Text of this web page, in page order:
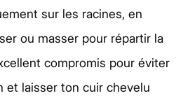
sur les racines, en
ou masser pour répartir la
compromis pour éviter
et laisser ton cuir chevelu